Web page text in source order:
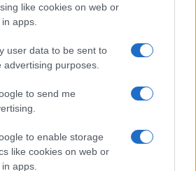
like cookies on web or
apps.
user data to be sent to
purposes.
to send me
to enable storage
like cookies on web or
apps.
Gripen